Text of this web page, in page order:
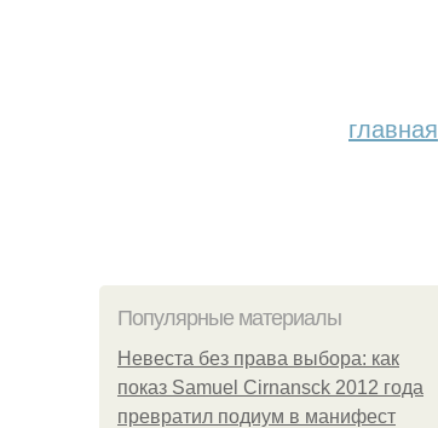
главная
Популярные материалы
Невеста без права выбора: как
показ Samuel Cirnansck 2012 года
превратил подиум в манифест